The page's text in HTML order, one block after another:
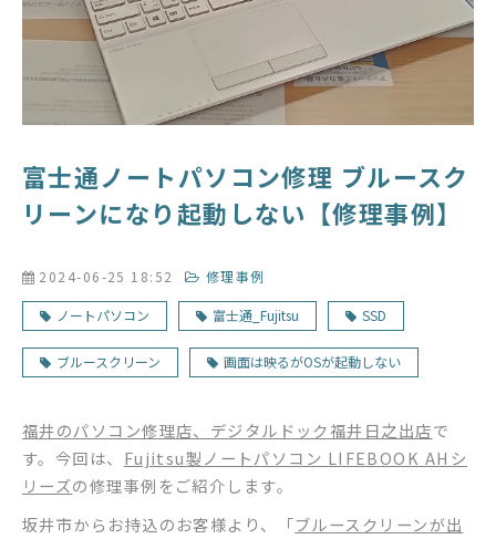
富士通ノートパソコン修理 ブルースク
リーンになり起動しない【修理事例】
2024-06-25 18:52 修理事例
ノートパソコン 富士通_Fujitsu SSD
ブルースクリーン 画面は映るがOSが起動しない
福井のパソコン修理店、デジタルドック福井日之出店で
す。今回は、 Fujitsu製ノートパソコン LIFEBOOK AHシ
リーズの修理事例をご紹介します。
坂井市からお持込のお客様より、「ブルースクリーンが出